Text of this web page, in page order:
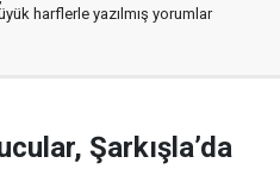
harflerle yazılmış yorumlar
Şarkışla’da